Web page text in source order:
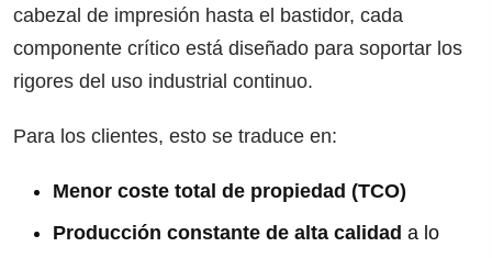
cabezal de impresión hasta el bastidor, cada
componente crítico está diseñado para soportar los
rigores del uso industrial continuo.
Para los clientes, esto se traduce en:
Menor coste total de propiedad (TCO)
Producción constante de alta calidad a lo